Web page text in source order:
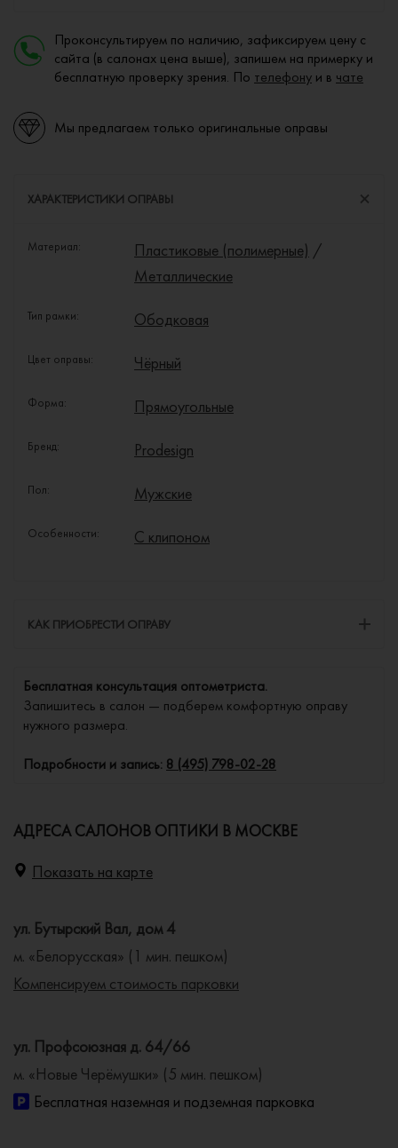
Проконсультируем по наличию, зафиксируем цену с
сайта (в салонах цена выше), запишем на примерку и
бесплатную проверку зрения. По телефону и в чате
Мы предлагаем только оригинальные оправы
ХАРАКТЕРИСТИКИ ОПРАВЫ
Материал: Пластиковые (полимерные) /
Металлические
Тип рамки: Ободковая
Цвет оправы: Чёрный
Форма: Прямоугольные
Бренд: Prodesign
Пол: Мужские
Особенности: С клипоном
КАК ПРИОБРЕСТИ ОПРАВУ
Бесплатная консультация оптометриста.
Запишитесь в салон — подберем комфортную оправу
нужного размера.
Подробности и запись: 8 (495) 798-02-28
АДРЕСА САЛОНОВ ОПТИКИ В МОСКВЕ
Показать на карте
ул. Бутырский Вал, дом 4
м. «Белорусская» (1 мин. пешком)
Компенсируем стоимость парковки
ул. Профсоюзная д. 64/66
м. «Новые Черёмушки» (5 мин. пешком)
Бесплатная наземная и подземная парковка